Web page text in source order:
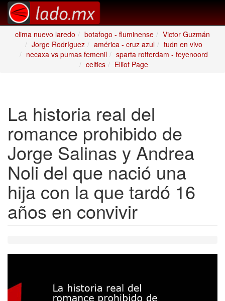
clima nuevo laredo botafogo - fluminense
Victor Guzmán
Jorge Rodríguez
américa - cruz azul
tudn en vivo
necaxa vs pumas femenil
sparta rotterdam - feyenoord
celtics
Elliot Page
La historia real del
romance prohibido de
Jorge Salinas y Andrea
Noli del que nació una
hija con la que tardó 16
años en convivir